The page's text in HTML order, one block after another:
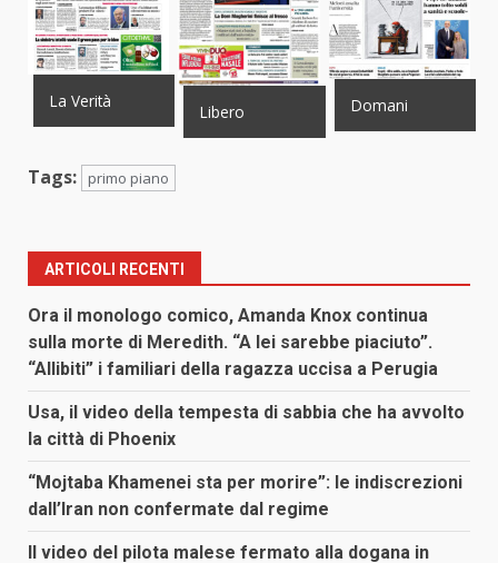
La Verità
Libero Domani
Tags: primo piano
ARTICOLI RECENTI
Ora il monologo comico, Amanda Knox continua
sulla morte di Meredith. “A lei sarebbe piaciuto”.
“Allibiti” i familiari della ragazza uccisa a Perugia
Usa, il video della tempesta di sabbia che ha avvolto
la città di Phoenix
“Mojtaba Khamenei sta per morire”: le indiscrezioni
dall’Iran non confermate dal regime
Il video del pilota malese fermato alla dogana in